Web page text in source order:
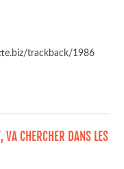
trackback/1986
CHERCHER DANS LES